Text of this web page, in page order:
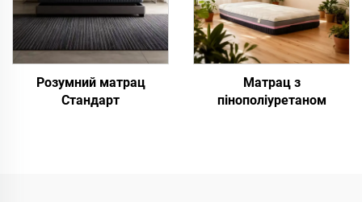
Розумний матрац
Стандарт
Матрац з
пінополіуретаном